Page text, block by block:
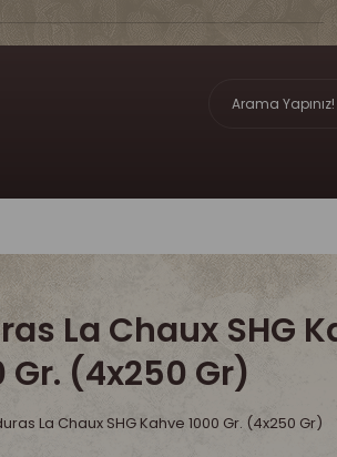
La Chaux SHG
Gr. (4x250 Gr)
La Chaux SHG Kahve 1000 Gr. (4x250 Gr)